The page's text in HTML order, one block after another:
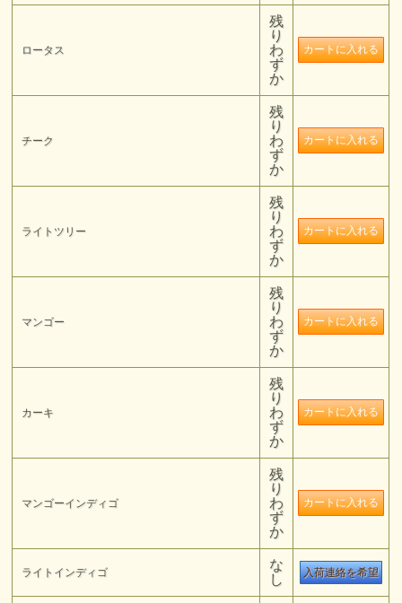
ロータス
残
り
わ
ず
か
チーク
残
り
わ
ず
か
ライトツリー
残
り
わ
ず
か
マンゴー
残
り
わ
ず
か
カーキ
残
り
わ
ず
か
マンゴーインディゴ
残
り
わ
ず
か
ライトインディゴ
な
し
入荷連絡を希望